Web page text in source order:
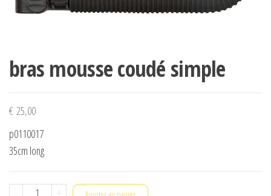
bras mousse coudé simple
€ 25,00
p0110017
35cm long
-
quantité+